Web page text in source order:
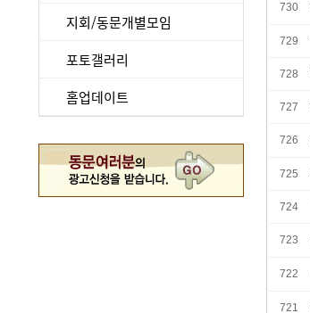
지회/동문개별모임
포토갤러리
홈업데이트
730
729
728
727
726
725
724
723
722
721